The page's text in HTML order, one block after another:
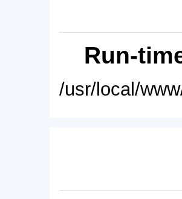
Run-
/usr/local/